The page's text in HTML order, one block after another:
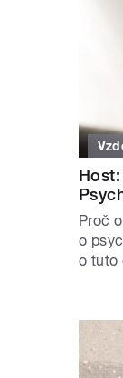
Proč
o
o tuto